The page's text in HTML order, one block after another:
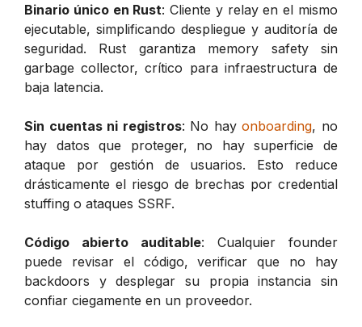
Binario único en Rust: Cliente y relay en el mismo
ejecutable, simplificando despliegue y auditoría de
seguridad. Rust garantiza memory safety sin
garbage collector, crítico para infraestructura de
baja latencia.
Sin cuentas ni registros: No hayonboarding, no
hay datos que proteger, no hay superficie de
ataque por gestión de usuarios. Esto reduce
drásticamente el riesgo de brechas por credential
stuffing o ataques SSRF.
Código abierto auditable: Cualquier founder
puede revisar el código, verificar que no hay
backdoors y desplegar su propia instancia sin
confiar ciegamente en un proveedor.